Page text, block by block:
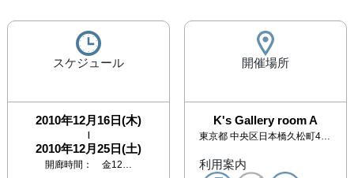
スケジュール
2010年12月16日(木)
|
2010年12月25日(土)
開廊時間： 金12…
開催場所
K's Gallery room A
東京都 中央区日本橋久松町4-6杉山ビル4F
利用案内